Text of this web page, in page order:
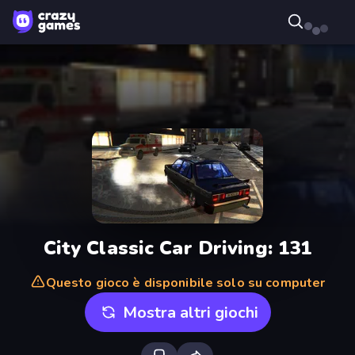
City Classic Car Driving: 131
Questo gioco è disponibile solo su computer
Mostra altri giochi